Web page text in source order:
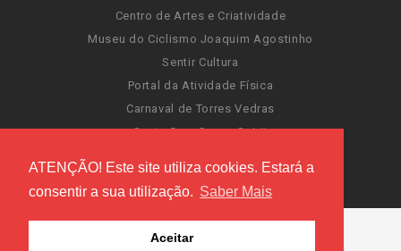
ATENÇÃO! Este site utiliza cookies. Estará a
consentir a sua utilização. Saber Mais
Aceitar
Centro de Artes e Criatividade
Museu do Ciclismo Joaquim Agostinho
Sentir Cultura
Portal da Atividade Física
Carnaval de Torres Vedras
Santa Cruz Ocean Spirit